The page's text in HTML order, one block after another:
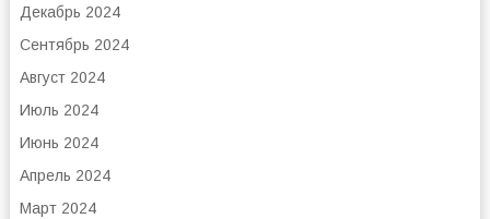
Декабрь 2024
Сентябрь 2024
Август 2024
Июль 2024
Июнь 2024
Апрель 2024
Март 2024